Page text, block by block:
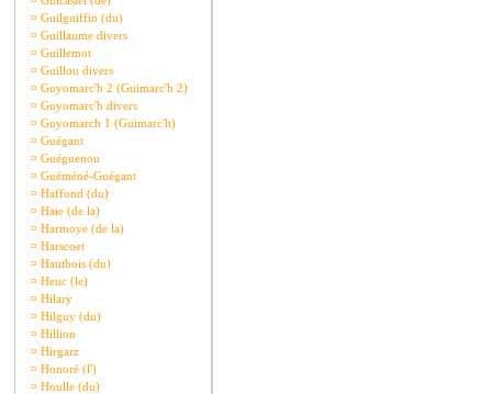
¤ Guilguiffin (du)
¤ Guillaume divers
¤ Guillemot
¤ Guillou divers
¤ Guyomarc'h 2 (Guimarc'h 2)
¤ Guyomarc'h divers
¤ Guyomarch 1 (Guimarc'h)
¤ Guégant
¤ Guéguenou
¤ Guéméné-Guégant
¤ Haffond (du)
¤ Haie (de la)
¤ Harmoye (de la)
¤ Harscoet
¤ Hautbois (du)
¤ Heuc (le)
¤ Hilary
¤ Hilguy (du)
¤ Hillion
¤ Hirgarz
¤ Honoré (l')
¤ Houlle (du)